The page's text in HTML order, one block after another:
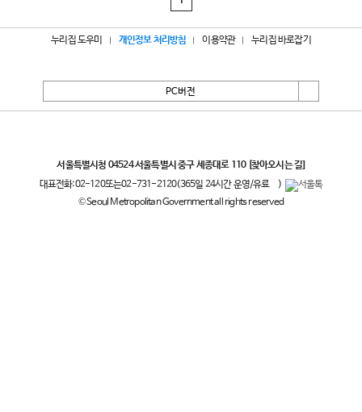
누리집 도우미 개인정보 처리방침 이용약관 누리집 바로잡기
PC버전
서울특별시청 04524 서울특별시 중구 세종대로 110 [찾아오시는 길]
대표전화:02-120또는02-731-2120(365일 24시간 운영/유료
)
© Seoul Metropolitan Government all rights reserved